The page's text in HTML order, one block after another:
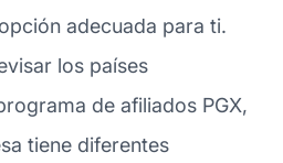
adecuada para ti.
los países
de afiliados PGX,
tiene diferentes